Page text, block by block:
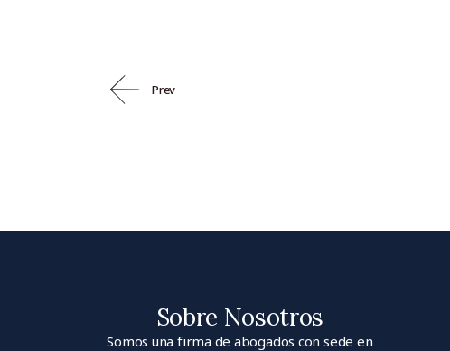
Prev
Sobre Nosotros
Somos una firma de abogados con sede en